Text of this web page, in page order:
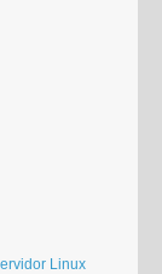
Linux